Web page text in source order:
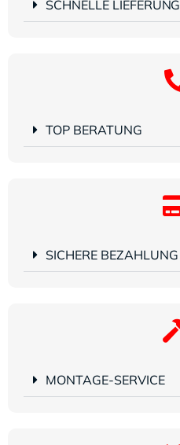
SCHNELLE LIEFERUNG
TOP BERATUNG
SICHERE BEZAHLUNG
MONTAGE-SERVICE